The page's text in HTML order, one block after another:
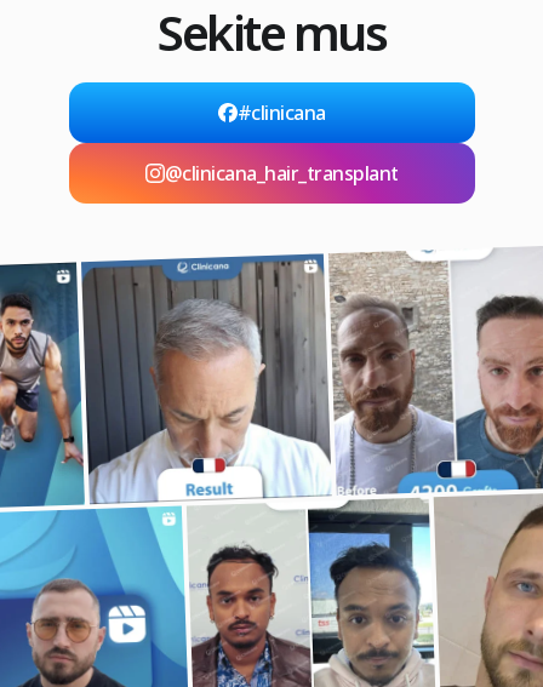
Sekite mus
#clinicana
@clinicana_hair_transplant